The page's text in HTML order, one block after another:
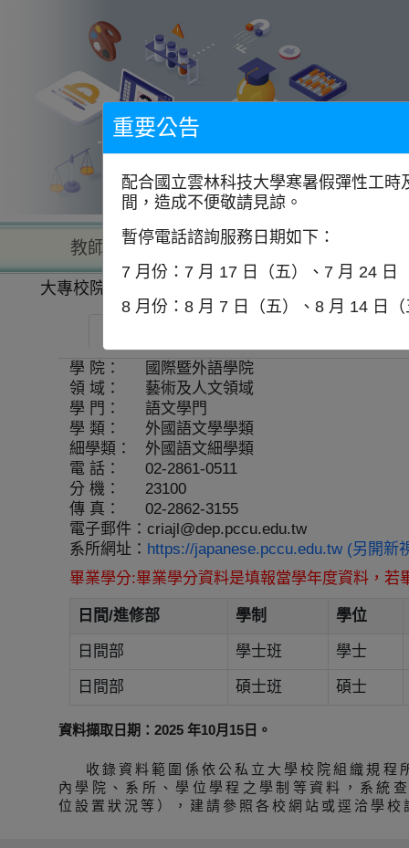
教師查詢 學校查詢
大專校院一覽表
學 院：
國際暨外語學院
領 域：
藝術及人文領域
學 門：
語文學門
學 類：
外國語文學學類
細學類：
外國語文細學類
電 話：
02-2861-0511
分 機：
23100
傳 真：
02-2862-3155
電子郵件： criajl@dep.pccu.edu.tw
系所網址： https://japanese.pccu.edu.tw (另開新
畢業學分:畢業學分資料是填報當學年度資料，
日間/進修部 學制 學位
日間部 學士班 學士
日間部 碩士班 碩士
資料擷取日期：2025 年10月15日。
收錄資料範圍係依公私立大學校院組織規
內學院、系所、學位學程之學制等資料，系統
位設置狀況等），建請參照各校網站或逕洽學校
重要公告
配合國立雲林科技大學寒暑假彈性工
間，造成不便敬請見諒。
暫停電話諮詢服務日期如下：
7 月份：7 月 17 日（五）、7 月 24 日
8 月份：8 月 7 日（五）、8 月 14 日（